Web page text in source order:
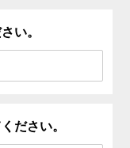
い。
ださい。